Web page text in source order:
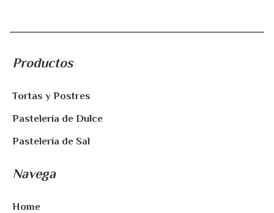
Productos
Tortas y Postres
Pastelería de Dulce
Pastelería de Sal
Navega
Home